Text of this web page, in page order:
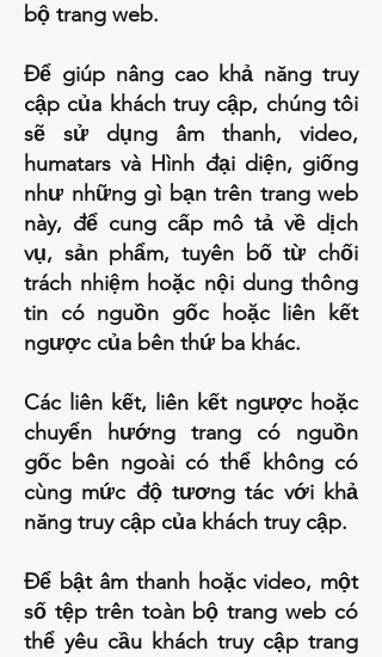
bộ trang web.
Để giúp nâng cao khả năng truy
cập của khách truy cập, chúng tôi
sẽ sử dụng âm thanh, video,
humatars và Hình đại diện, giống
như những gì bạn trên trang web
này, để cung cấp mô tả về dịch
vụ, sản phẩm, tuyên bố từ chối
trách nhiệm hoặc nội dung thông
tin có nguồn gốc hoặc liên kết
ngược của bên thứ ba khác.
Các liên kết, liên kết ngược hoặc
chuyển hướng trang có nguồn
gốc bên ngoài có thể không có
cùng mức độ tương tác với khả
năng truy cập của khách truy cập.
Để bật âm thanh hoặc video, một
số tệp trên toàn bộ trang web có
thể yêu cầu khách truy cập trang